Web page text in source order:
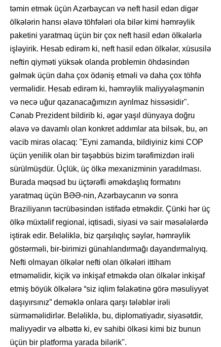
təmin etmək üçün Azərbaycan və neft hasil edən digər
ölkələrin hansı əlavə töhfələri ola bilər kimi həmrəylik
paketini yaratmaq üçün bir çox neft hasil edən ölkələrlə
işləyirik. Hesab edirəm ki, neft hasil edən ölkələr, xüsusilə
neftin qiyməti yüksək olanda problemin öhdəsindən
gəlmək üçün daha çox ödəniş etməli və daha çox töhfə
verməlidir. Hesab edirəm ki, həmrəylik maliyyələşmənin
və necə uğur qazanacağımızın ayrılmaz hissəsidir".
Cənab Prezident bildirib ki, əgər yaşıl dünyaya doğru
əlavə və davamlı olan konkret addımlar ata bilsək, bu, ən
vacib miras olacaq: "Eyni zamanda, bildiyiniz kimi COP
üçün yenilik olan bir təşəbbüs bizim tərəfimizdən irəli
sürülmüşdür. Üçlük, üç ölkə mexanizminin yaradılması.
Burada məqsəd bu üçtərəfli əməkdaşlıq formatını
yaratmaq üçün BƏƏ-nin, Azərbaycanın və sonra
Braziliyanın təcrübəsindən istifadə etməkdir. Çünki hər üç
ölkə müxtəlif regional, iqtisadi, siyasi və sair məsələlərdə
iştirak edir. Beləliklə, biz qarşılıqlıç səylər, həmrəylik
göstərməli, bir-birimizi günahlandırmağı dayandırmalıyıq.
Nefti olmayan ölkələr nefti olan ölkələri ittiham
etməməlidir, kiçik və inkişaf etməkdə olan ölkələr inkişaf
etmiş böyük ölkələrə “siz iqlim fəlakətinə görə məsuliyyət
daşıyırsınız” deməklə onlara qarşı tələblər irəli
sürməməlidirlər. Beləliklə, bu, diplomatiyadır, siyasətdir,
maliyyədir və əlbəttə ki, ev sahibi ölkəsi kimi biz bunun
üçün bir platforma yarada bilərik".